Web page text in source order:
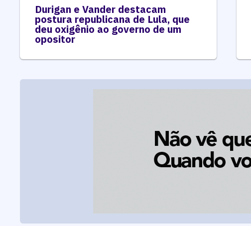
Durigan e Vander destacam
postura republicana de Lula, que
deu oxigênio ao governo de um
opositor